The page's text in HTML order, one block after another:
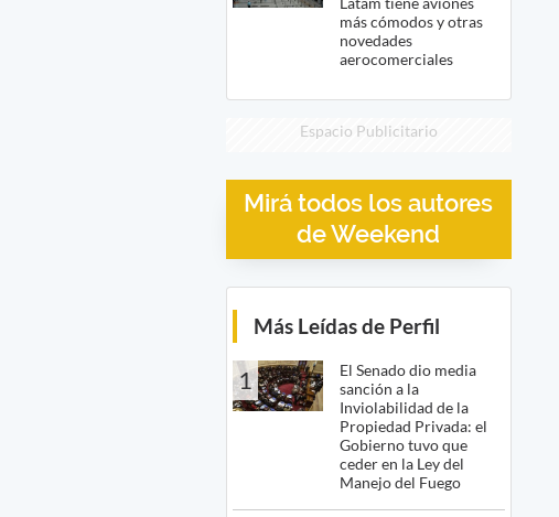
más cómodos y otras
novedades
aerocomerciales
Espacio Publicitario
Mirá todos los autores
de Weekend
Más Leídas de Perfil
1
El Senado dio media
sanción a la
Inviolabilidad de la
Propiedad Privada: el
Gobierno tuvo que
ceder en la Ley del
Manejo del Fuego